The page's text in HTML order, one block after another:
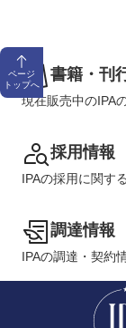
ページ
トップへ
書籍・刊
現在販売中のIPA
採用情報
IPAの採用に関す
調達情報
IPAの調達・契約